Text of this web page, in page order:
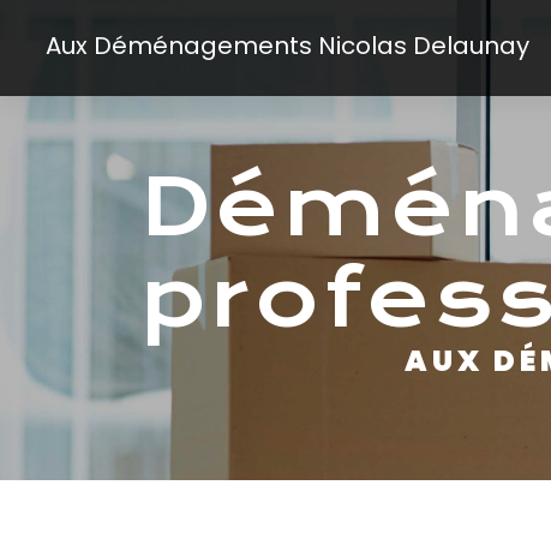
Aux Déménagements Nicolas Delaunay
déménagement
AUX